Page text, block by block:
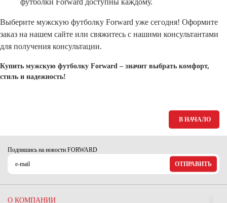
футболки Forward доступны каждому.
Выберите мужскую футболку Forward уже сегодня! Оформите
заказ на нашем сайте или свяжитесь с нашими консультантами
для получения консультации.
Купить мужскую футболку Forward – значит выбрать комфорт,
стиль и надежность!
В НАЧАЛО
Подпишись на новости FORWARD
ОТПРАВИТЬ
О КОМПАНИИ